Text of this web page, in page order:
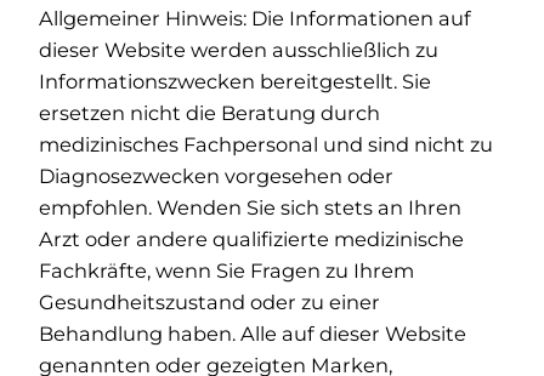
Allgemeiner Hinweis: Die Informationen auf
dieser Website werden ausschließlich zu
Informationszwecken bereitgestellt. Sie
ersetzen nicht die Beratung durch
medizinisches Fachpersonal und sind nicht zu
Diagnosezwecken vorgesehen oder
empfohlen. Wenden Sie sich stets an Ihren
Arzt oder andere qualifizierte medizinische
Fachkräfte, wenn Sie Fragen zu Ihrem
Gesundheitszustand oder zu einer
Behandlung haben. Alle auf dieser Website
genannten oder gezeigten Marken,